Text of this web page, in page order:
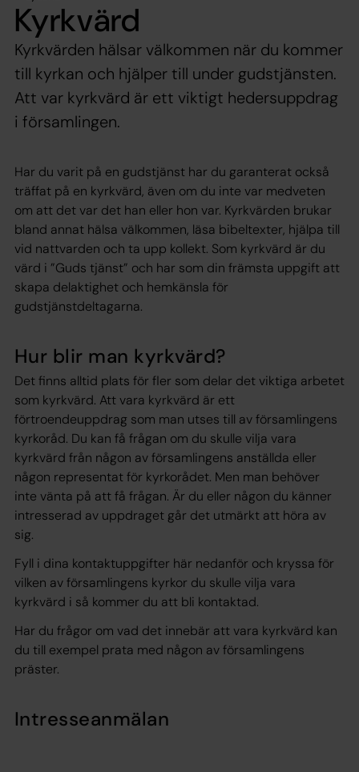
Kyrkvärd
Kyrkvärden hälsar välkommen när du kommer
till kyrkan och hjälper till under gudstjänsten.
Att var kyrkvärd är ett viktigt hedersuppdrag
i församlingen.
Har du varit på en gudstjänst har du garanterat också
träffat på en kyrkvärd, även om du inte var medveten
om att det var det han eller hon var. Kyrkvärden brukar
bland annat hälsa välkommen, läsa bibeltexter, hjälpa till
vid nattvarden och ta upp kollekt. Som kyrkvärd är du
värd i ”Guds tjänst” och har som din främsta uppgift att
skapa delaktighet och hemkänsla för
gudstjänstdeltagarna.
Hur blir man kyrkvärd?
Det finns alltid plats för fler som delar det viktiga arbetet
som kyrkvärd. Att vara kyrkvärd är ett
förtroendeuppdrag som man utses till av församlingens
kyrkoråd. Du kan få frågan om du skulle vilja vara
kyrkvärd från någon av församlingens anställda eller
någon representat för kyrkorådet. Men man behöver
inte vänta på att få frågan. Är du eller någon du känner
intresserad av uppdraget går det utmärkt att höra av
sig.
Fyll i dina kontaktuppgifter här nedanför och kryssa för
vilken av församlingens kyrkor du skulle vilja vara
kyrkvärd i så kommer du att bli kontaktad.
Har du frågor om vad det innebär att vara kyrkvärd kan
du till exempel prata med någon av församlingens
präster.
Intresseanmälan